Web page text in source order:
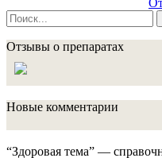
Отзывы о препаратах
Новые комментарии
“Здоровая тема” —